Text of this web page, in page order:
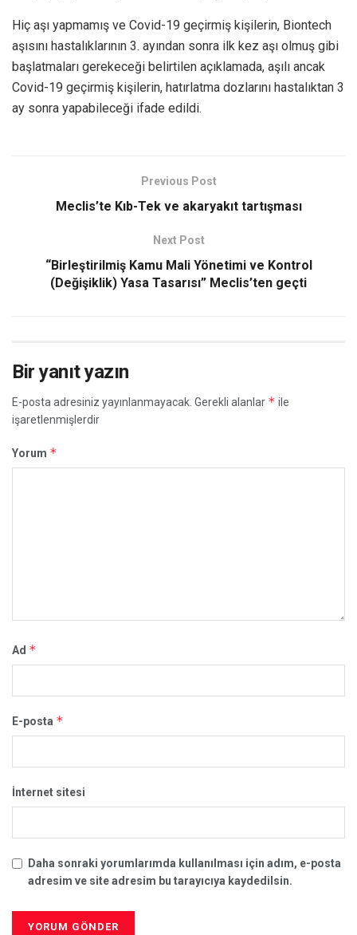
Hiç aşı yapmamış ve Covid-19 geçirmiş kişilerin, Biontech
aşısını hastalıklarının 3. ayından sonra ilk kez aşı olmuş gibi
başlatmaları gerekeceği belirtilen açıklamada, aşılı ancak
Covid-19 geçirmiş kişilerin, hatırlatma dozlarını hastalıktan 3
ay sonra yapabileceği ifade edildi.
Previous Post
Meclis’te Kıb-Tek ve akaryakıt tartışması
Next Post
“Birleştirilmiş Kamu Mali Yönetimi ve Kontrol
(Değişiklik) Yasa Tasarısı” Meclis’ten geçti
Bir yanıt yazın
E-posta adresiniz yayınlanmayacak. Gerekli alanlar * ile
işaretlenmişlerdir
Yorum *
Ad *
E-posta *
İnternet sitesi
Daha sonraki yorumlarımda kullanılması için adım, e-posta
adresim ve site adresim bu tarayıcıya kaydedilsin.